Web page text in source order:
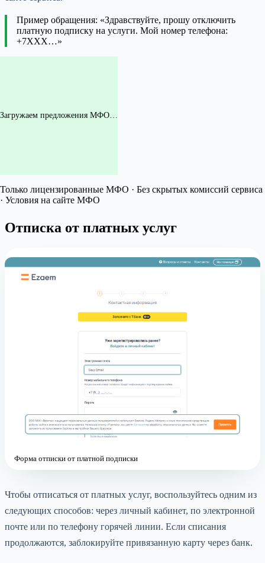
Пример обращения: «Здравствуйте, прошу отключить
платную подписку на услуги. Мой номер телефона:
+7XXX…»
Загружаем предложения МФО…
Только лицензированные МФО · Без скрытых комиссий сервиса
· Условия на сайте МФО
Отписка от платных услуг
Форма отписки от платной подписки
Чтобы отписаться от платных услуг, воспользуйтесь одним из
следующих способов: через личный кабинет, по электронной
почте или по телефону горячей линии. Если списания
продолжаются, заблокируйте привязанную карту через банк.